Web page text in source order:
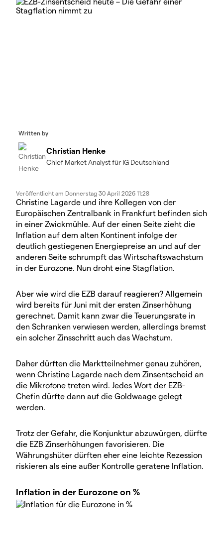
Written by
Christian Henke
Chief Market Analyst für IG Deutschland
Veröffentlicht am Donnerstag 30 April 2026 11:28
Christine Lagarde und ihre Kollegen von der
Europäischen Zentralbank in Frankfurt befinden sich
in einer Zwickmühle. Auf der einen Seite zieht die
Inflation auf dem alten Kontinent infolge der
deutlich gestiegenen Energiepreise an und auf der
anderen Seite schrumpft das Wirtschaftswachstum
in der Eurozone. Nun droht eine Stagflation.
Aber wie wird die EZB darauf reagieren? Allgemein
wird bereits für Juni mit der ersten Zinserhöhung
gerechnet. Damit kann zwar die Teuerungsrate in
den Schranken verwiesen werden, allerdings bremst
ein solcher Zinsschritt auch das Wachstum.
Daher dürften die Marktteilnehmer genau zuhören,
wenn Christine Lagarde nach dem Zinsentscheid an
die Mikrofone treten wird. Jedes Wort der EZB-
Chefin dürfte dann auf die Goldwaage gelegt
werden.
Trotz der Gefahr, die Konjunktur abzuwürgen, dürfte
die EZB Zinserhöhungen favorisieren. Die
Währungshüter dürften eher eine leichte Rezession
riskieren als eine außer Kontrolle geratene Inflation.
Inflation in der Eurozone on %